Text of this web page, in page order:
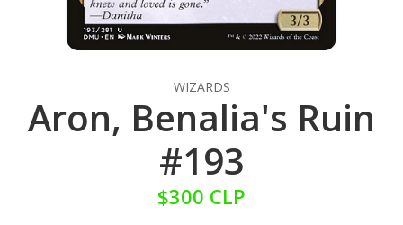
WIZARDS
Aron, Benalia's Ruin
#193
$300 CLP